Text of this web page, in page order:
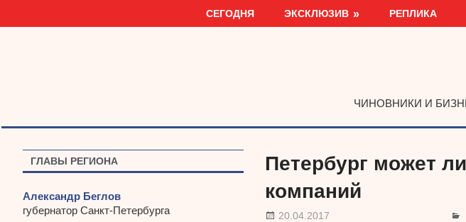
СЕГОДНЯ ЭКСКЛЮЗИВ РЕПЛИКА
ЧИНОВНИКИ И
Петербург может
компаний
20.04.2017
ГЛАВЫ РЕГИОНА
Александр Беглов
губернатор Санкт-Петербурга